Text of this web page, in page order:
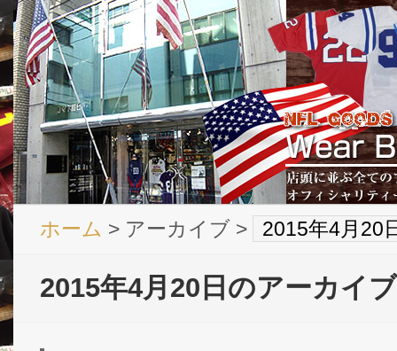
ホーム > アーカイブ > 2015年4月20
2015年4月20日のアーカイブ